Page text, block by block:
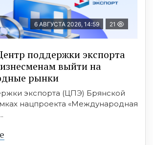
6 АВГУСТА 2026, 14:59 21
поддержки экспорта
выйти на
рынки
экспорта (ЦПЭ) Брянской
нацпроекта «Международная